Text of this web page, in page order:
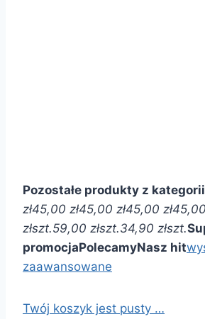
Pozostałe produkty z kategorii
zł45,00 zł45,00 zł45,00 zł
złszt.59,00 złszt.34,90 złszt.
promocjaPolecamyNasz hit
zaawansowane
Twój koszyk jest pusty …